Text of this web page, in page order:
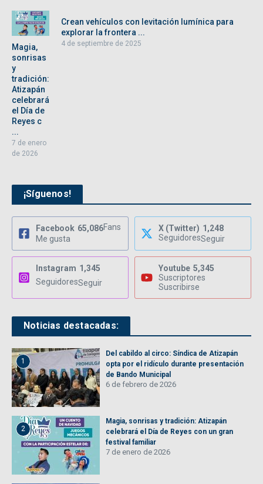
Magia,
sonrisas
y
tradición:
Atizapán
celebrará
el Día de
Reyes c
...
7 de enero
de 2026
Crean vehículos con levitación lumínica para
explorar la frontera ...
4 de septiembre de 2025
¡Síguenos!
Facebook 65,086Fans
Me gusta
X (Twitter) 1,248
SeguidoresSeguir
Instagram 1,345
SeguidoresSeguir
Youtube 5,345
Suscriptores
Suscribirse
Noticias destacadas:
1
Del cabildo al circo: Síndica de Atizapán
opta por el ridículo durante presentación
de Bando Municipal
6 de febrero de 2026
2
Magia, sonrisas y tradición: Atizapán
celebrará el Día de Reyes con un gran
festival familiar
7 de enero de 2026